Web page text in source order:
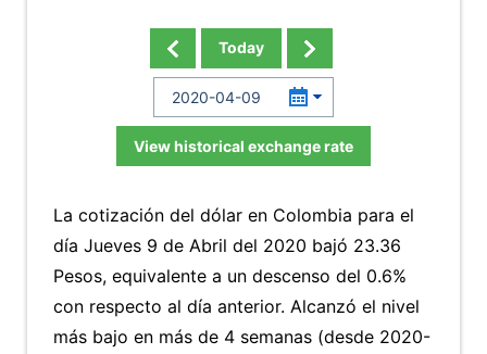
Today
View historical exchange rate
La cotización del dólar en Colombia para el
día Jueves 9 de Abril del 2020 bajó 23.36
Pesos, equivalente a un descenso del 0.6%
con respecto al día anterior. Alcanzó el nivel
más bajo en más de 4 semanas (desde 2020-